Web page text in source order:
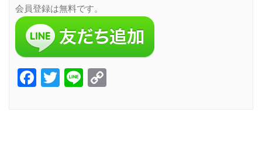
会員登録は無料です。
Facebook
Twitter
Line